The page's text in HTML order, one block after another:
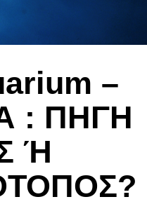
–
: ΠΗΓΗ
Ή